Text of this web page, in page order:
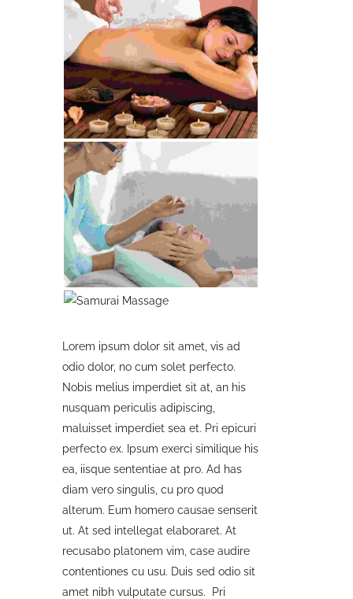
Lorem ipsum dolor sit amet, vis ad
odio dolor, no cum solet perfecto.
Nobis melius imperdiet sit at, an his
nusquam periculis adipiscing,
maluisset imperdiet sea et. Pri epicuri
perfecto ex. Ipsum exerci similique his
ea, iisque sententiae at pro. Ad has
diam vero singulis, cu pro quod
alterum. Eum homero causae senserit
ut. At sed intellegat elaboraret. At
recusabo platonem vim, case audire
contentiones cu usu. Duis sed odio sit
amet nibh vulputate cursus. Pri